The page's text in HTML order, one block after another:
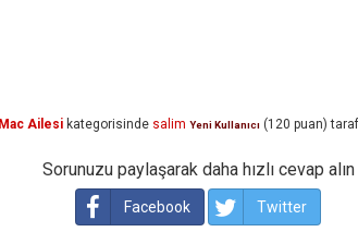
Mac Ailesi kategorisinde salim Yeni Kullanıcı (120 puan)
Sorunuzu paylaşarak daha hızlı cevap alın
Facebook Twitter